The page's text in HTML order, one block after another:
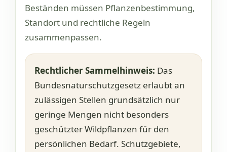
Beständen müssen Pflanzenbestimmung,
Standort und rechtliche Regeln
zusammenpassen.
Rechtlicher Sammelhinweis: Das
Bundesnaturschutzgesetz erlaubt an
zulässigen Stellen grundsätzlich nur
geringe Mengen nicht besonders
geschützter Wildpflanzen für den
persönlichen Bedarf. Schutzgebiete,